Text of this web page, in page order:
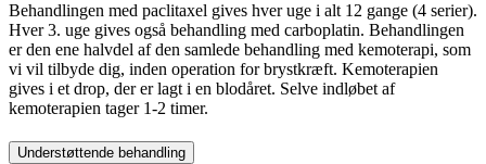
Behandlingen med paclitaxel gives hver uge i alt 12 gange (4 serier).
Hver 3. uge gives også behandling med carboplatin. Behandlingen
er den ene halvdel af den samlede behandling med kemoterapi, som
vi vil tilbyde dig, inden operation for brystkræft. Kemoterapien
gives i et drop, der er lagt i en blodåret. Selve indløbet af
kemoterapien tager 1-2 timer.
Understøttende behandling